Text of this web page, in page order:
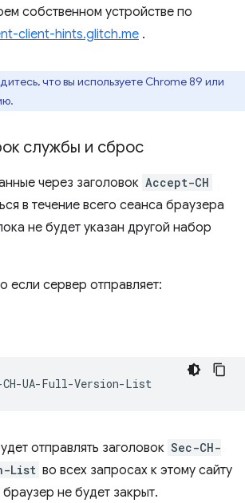
собственном устройстве по
client-hints.glitch.me .
что вы используете Chrome 89 или
службы и сброс
через заголовок Accept-CH
в течение всего сеанса браузера
не будет указан другой набор
если сервер отправляет:
отправлять заголовок Sec-CH-
List во всех запросах к этому сайту
не будет закрыт.